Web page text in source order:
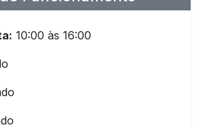
10:00 às 16:00